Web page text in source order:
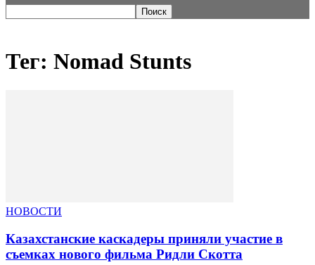
Тег: Nomad Stunts
НОВОСТИ
Казахстанские каскадеры приняли участие в
съемках нового фильма Ридли Скотта